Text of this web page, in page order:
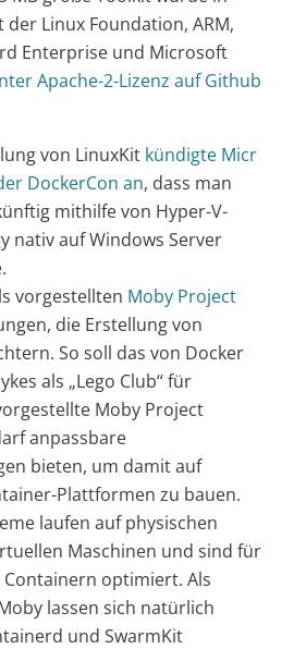
Linux Foundation, ARM,
Enterprise und Microsoft
Apache-2-Lizenz auf Github
von LinuxKit kündigte Micr
DockerCon an, dass man
mithilfe von Hyper-V-
nativ auf Windows Server
vorgestellten Moby Project
die Erstellung von
So soll das von Docker
als „Lego Club“ für
Moby Project
anpassbare
bieten, um damit auf
Plattformen zu bauen.
laufen auf physischen
Maschinen und sind für
optimiert. Als
lassen sich natürlich
und SwarmKit